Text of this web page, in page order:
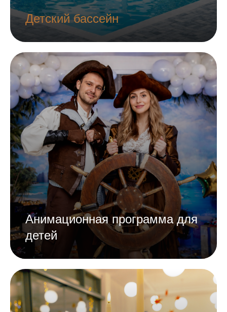
Детский бассейн
Анимационная программа для
детей